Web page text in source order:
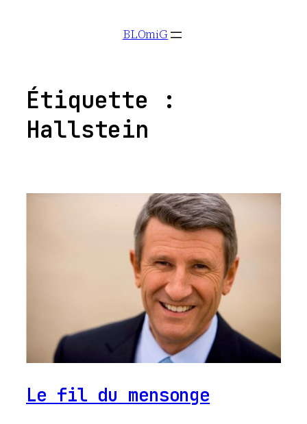
BLOmiG
Étiquette :
Hallstein
Le fil du mensonge